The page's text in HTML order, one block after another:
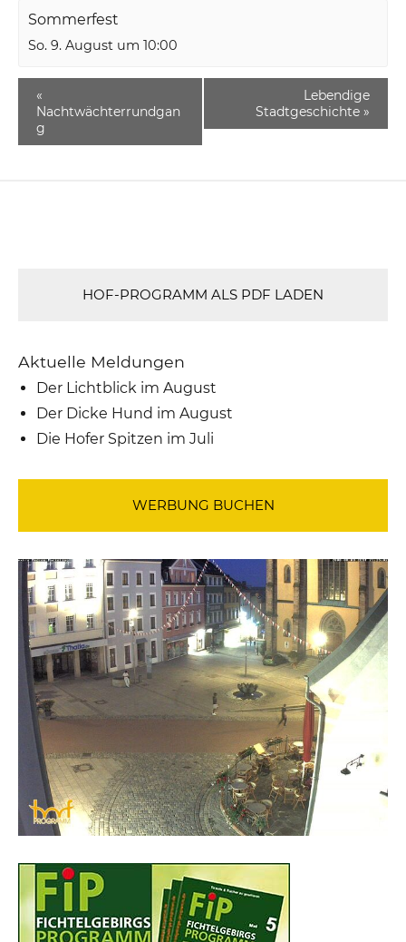
Sommerfest
So. 9. August um 10:00
«
Nachtwächterrundgan
g
Lebendige
Stadtgeschichte »
HOF-PROGRAMM ALS PDF LADEN
Aktuelle Meldungen
Der Lichtblick im August
Der Dicke Hund im August
Die Hofer Spitzen im Juli
WERBUNG BUCHEN